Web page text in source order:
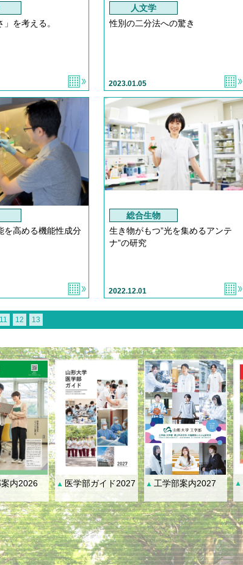
」を考える。
人文学
性別の二分法への驚き
2023.01.05
を高める機能性成分
総合生物
生き物がもつ”光を集めるアンテ
ナ”の研究
2022.12.01
11 12 13
内2026 ▲ 医学部ガイド2027 ▲ 工学部案内2027 ▲